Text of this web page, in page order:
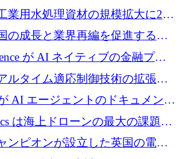
ユーザーに到達し、Whering が
獲得
業用水処理資材の規模拡大に240
保
の成長と業界再編を促進するた
ルを確保
が AI ネイティブの金融プラ
を拡大するために 400 万ユーロ
ルタイム適応制御技術の拡張に
を確保
AI エージェントのドキュメント
ョンを強化するために 47 万ユー
は海上ドローンの最大の課題の
うに解決しているか
ンピオンが設立した英国の電池